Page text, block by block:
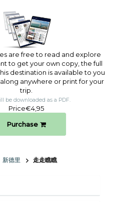
are free to read and explore
to get your own copy, the full
destination is available to you
anywhere or print for your
trip.​
be downloaded as a PDF.
Price€4,95
Purchase
新德里 走走瞧瞧